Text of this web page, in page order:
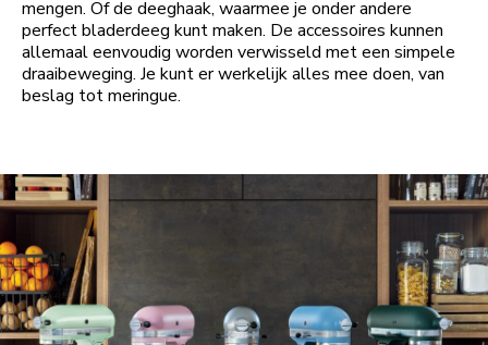
mengen. Of de deeghaak, waarmee je onder andere
perfect bladerdeeg kunt maken. De accessoires kunnen
allemaal eenvoudig worden verwisseld met een simpele
draaibeweging. Je kunt er werkelijk alles mee doen, van
beslag tot meringue.